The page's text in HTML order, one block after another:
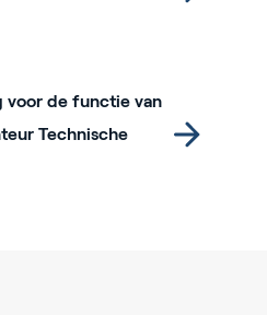
voor de functie van
Technische